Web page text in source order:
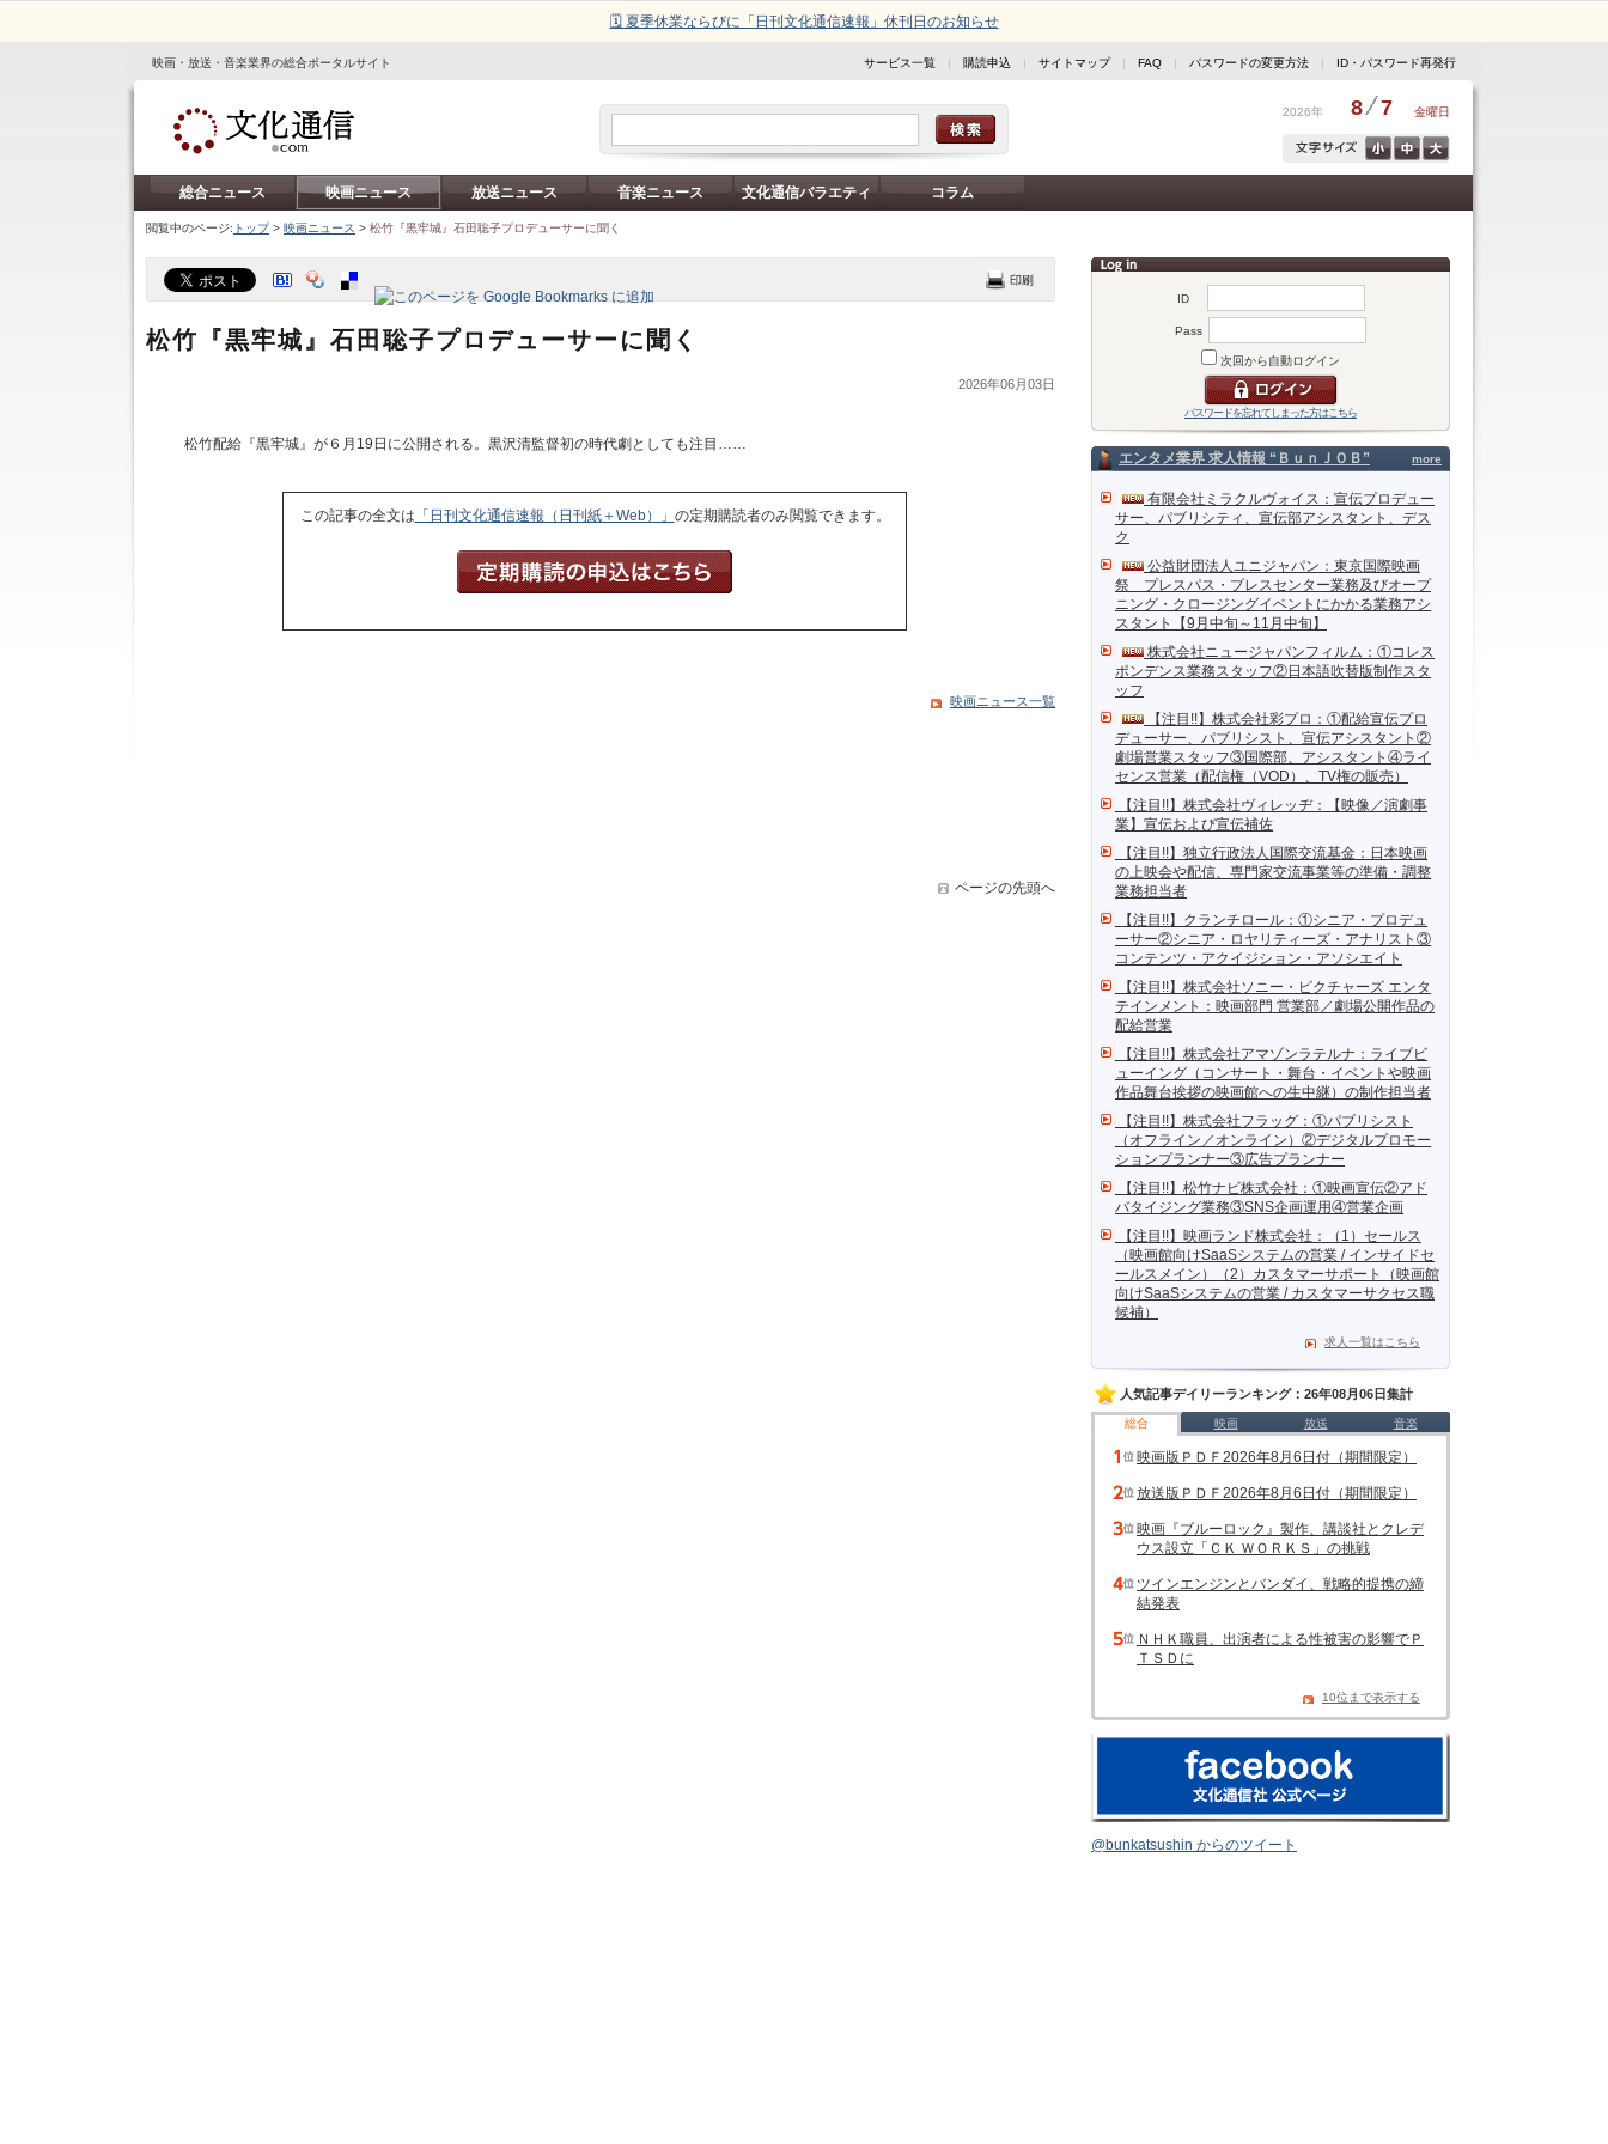
🗓️ 夏季休業ならびに「日刊文化通信速報」休刊日のお知らせ
映画・放送・音楽業界の総合ポータルサイト サービス一覧 | 購読申込 | サイトマップ| FAQ | パスワードの変更方法 | ID・パスワード再発行
2026年 8 7 金曜日
総合ニュース 映画ニュース 放送ニュース 音楽ニュース 文化通信バラエティ コラム
閲覧中のページ: トップ> 映画ニュース > 松竹『黒牢城』石田聡子プロデューサーに聞く
ID
Pass
次回から自動ログイン
パスワードを忘れてしまった方はこちら
more
エンタメ業界 求人情報 “ＢｕｎＪＯＢ”
有限会社ミラクルヴォイス：宣伝プロデュー
サー、パブリシティ、宣伝部アシスタント、デス
ク
公益財団法人ユニジャパン：東京国際映画
祭 プレスパス・プレスセンター業務及びオープ
ニング・クロージングイベントにかかる業務アシ
スタント【9月中旬～11月中旬】
株式会社ニュージャパンフィルム：①コレス
ポンデンス業務スタッフ②日本語吹替版制作スタ
ッフ
【注目!!】株式会社彩プロ：①配給宣伝プロ
デューサー、パブリシスト、宣伝アシスタント②
劇場営業スタッフ③国際部、アシスタント④ライ
センス営業（配信権（VOD）、TV権の販売）
【注目!!】株式会社ヴィレッヂ：【映像／演劇事
業】宣伝および宣伝補佐
【注目!!】独立行政法人国際交流基金：日本映画
の上映会や配信、専門家交流事業等の準備・調整
業務担当者
【注目!!】クランチロール：①シニア・プロデュ
ーサー②シニア・ロヤリティーズ・アナリスト③
コンテンツ・アクイジション・アソシエイト
【注目!!】株式会社ソニー・ピクチャーズ エンタ
テインメント：映画部門 営業部／劇場公開作品の
配給営業
【注目!!】株式会社アマゾンラテルナ：ライブビ
ューイング（コンサート・舞台・イベントや映画
作品舞台挨拶の映画館への生中継）の制作担当者
【注目!!】株式会社フラッグ：①パブリシスト
（オフライン／オンライン）②デジタルプロモー
ションプランナー③広告プランナー
【注目!!】松竹ナビ株式会社：①映画宣伝②アド
バタイジング業務③SNS企画運用④営業企画
【注目!!】映画ランド株式会社：（1）セールス
（映画館向けSaaSシステムの営業 / インサイドセ
ールスメイン）（2）カスタマーサポート（映画館
向けSaaSシステムの営業 / カスタマーサクセス職
候補）
求人一覧はこちら
人気記事デイリーランキング：26年08月06日集計
総合 映画 放送 音楽
映画版ＰＤＦ2026年8月6日付（期間限定）
放送版ＰＤＦ2026年8月6日付（期間限定）
映画『ブルーロック』製作、講談社とクレデ
ウス設立「ＣＫ ＷＯＲＫＳ」の挑戦
ツインエンジンとバンダイ、戦略的提携の締
結発表
ＮＨＫ職員、出演者による性被害の影響でＰ
ＴＳＤに
10位まで表示する
@bunkatsushin からのツイート
松竹『黒牢城』石田聡子プロデューサーに聞く
2026年06月03日
松竹配給『黒牢城』が６月19日に公開される。黒沢清監督初の時代劇としても注目……
この記事の全文は 「日刊文化通信速報（日刊紙＋Web）」 の定期購読者のみ閲覧できます。
映画ニュース一覧
ページの先頭へ